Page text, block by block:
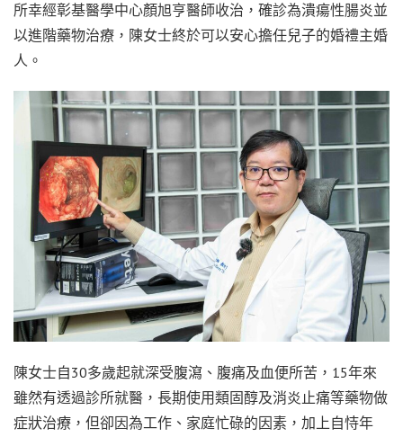
所幸經彰基醫學中心顏旭亨醫師收治，確診為潰瘍性腸炎並
以進階藥物治療，陳女士終於可以安心擔任兒子的婚禮主婚
人。
陳女士自30多歲起就深受腹瀉、腹痛及血便所苦，15年來
雖然有透過診所就醫，長期使用類固醇及消炎止痛等藥物做
症狀治療，但卻因為工作、家庭忙碌的因素，加上自恃年